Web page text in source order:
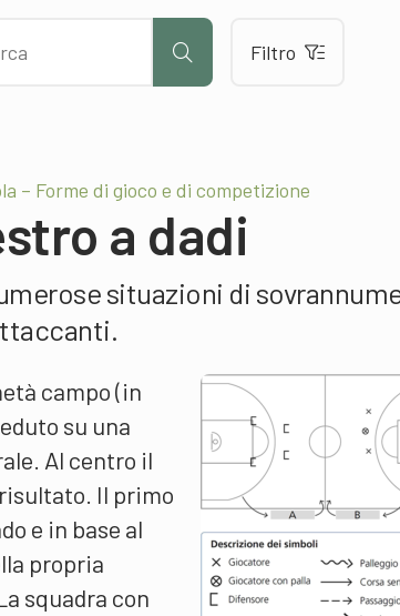
Filtro
– Forme di gioco e di competizione
a dadi
situazioni di
campo (in
su una
Al centro il
Il primo
e in base al
propria
squadra con